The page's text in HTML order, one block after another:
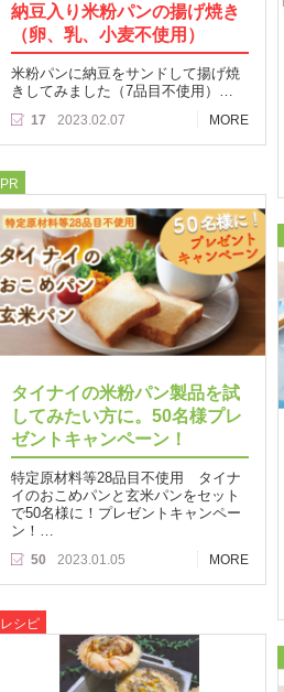
納豆入り米粉パンの揚げ焼き
（卵、乳、小麦不使用）
米粉パンに納豆をサンドして揚げ焼
きしてみました（7品目不使用）…
17 2023.02.07 MORE
PR
タイナイの米粉パン製品を試
してみたい方に。50名様プレ
ゼントキャンペーン！
特定原材料等28品目不使用 タイナ
イのおこめパンと玄米パンをセット
で50名様に！プレゼントキャンペー
ン！…
50 2023.01.05 MORE
レシピ